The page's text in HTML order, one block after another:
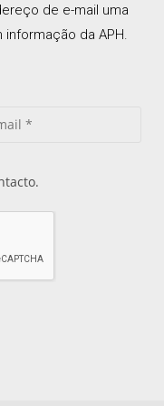
de e-mail uma
da APH.